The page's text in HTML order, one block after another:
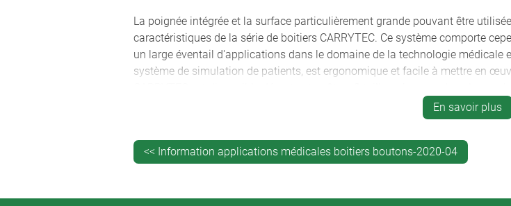
La poignée intégrée et la surface particulièrement grande pouvant être
caractéristiques de la série de boitiers CARRYTEC. Ce système comporte
un large éventail d'applications dans le domaine de la technologie médicale
système de simulation de patients, est ergonomique et facile à mettre en
205 x 80 mm, la taille M mesure 270 x 247 x 91 / 42 mm et la version L - 348
Des pochettes protectrices séparées pour le stockage d’instruments, de
versions de boitier S et M. Grâce à sa grande profondeur d'installation, le
gardant une allure fine.
séparément. Le montage par l’arrière sur des systèmes de trépied ou de
En savoir plus
<< Information applications médicales boitiers boutons-2020-04